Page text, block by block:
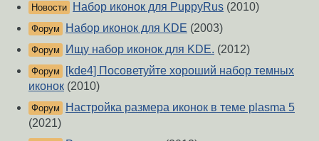
Новости Набор иконок для PuppyRus (2010)
Форум Набор иконок для KDE (2003)
Форум Ищу набор иконок для KDE. (2012)
Форум
[kde4] Посоветуйте хороший набор темных
иконок (2010)
Форум
Настройка размера иконок в теме plasma 5
(2021)